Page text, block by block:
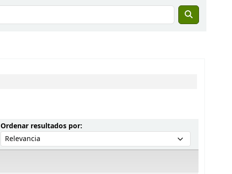
Ordenar resultados por:Ordenar por: